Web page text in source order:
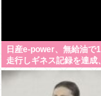
日産e-power、無給油で
走行しギネス記録を達成
発電や送電ロスなくEV